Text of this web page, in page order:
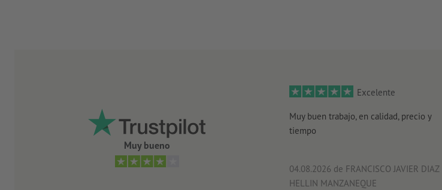
Muy bueno
Excelente
Muy buen trabajo, en calidad, precio y
tiempo
04.08.2026 de FRANCISCO JAVIER DIAZ
HELLIN MANZANEQUE